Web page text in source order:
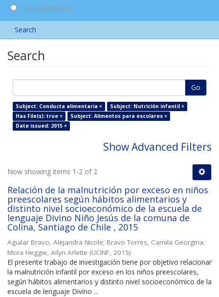
This Community
Search
Search
Go
Subject: Conducta alimentaria ×
Subject: Nutrición infantil ×
Has File(s): true ×
Subject: Alimentos para escolares ×
Date issued: 2015 ×
Show Advanced Filters
Now showing items 1-2 of 2
Relación de la malnutrición por exceso en niños
preescolares según hábitos alimentarios y
distinto nivel socioeconómico de la escuela de
lenguaje Divino Niño Jesús de la comuna de
Colina, Santiago de Chile , 2015
Aguilar Bravo, Alejandra Nicole; Bravo Torres, Camila Georgina;
Mora Heggie, Ailyn Arlette (UCINF, 2015)
El presente trabajo de investigación tiene por objetivo relacionar
la malnutrición infantil por exceso en los niños preescolares,
según hábitos alimentarios y distinto nivel socioeconómico de la
escuela de lenguaje Divino ...